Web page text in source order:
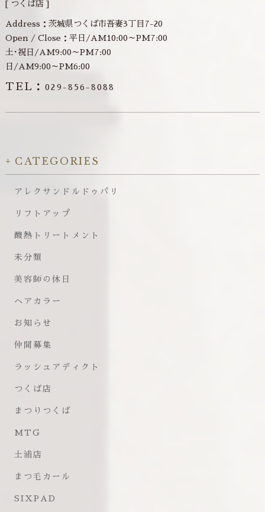
[ つくば店 ]
Address：茨城県つくば市吾妻3丁目7-20
Open / Close：平日/AM10:00～PM7:00
土･祝日/AM9:00～PM7:00
日/AM9:00～PM6:00
TEL：029-856-8088
CATEGORIES
アレクサンドルドゥパリ
リフトアップ
酸熱トリートメント
未分類
美容師の休日
ヘアカラー
お知らせ
仲間募集
ラッシュアディクト
つくば店
まつりつくば
MTG
土浦店
まつ毛カール
SIXPAD